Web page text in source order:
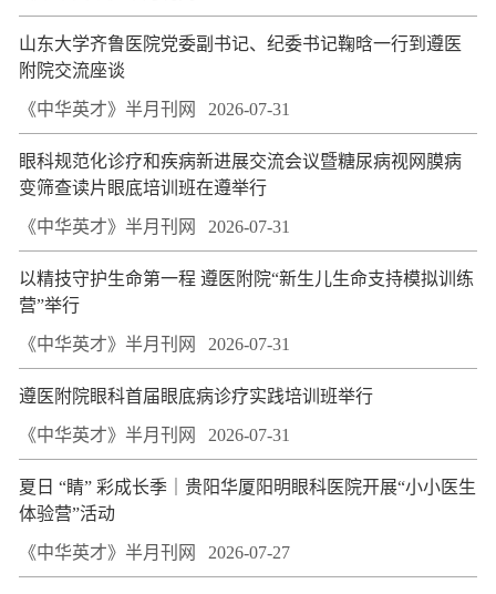
山东大学齐鲁医院党委副书记、纪委书记鞠晗一行到遵医
附院交流座谈
《中华英才》半月刊网 2026-07-31
眼科规范化诊疗和疾病新进展交流会议暨糖尿病视网膜病
变筛查读片眼底培训班在遵举行
《中华英才》半月刊网 2026-07-31
以精技守护生命第一程 遵医附院“新生儿生命支持模拟训练
营”举行
《中华英才》半月刊网 2026-07-31
遵医附院眼科首届眼底病诊疗实践培训班举行
《中华英才》半月刊网 2026-07-31
夏日 “睛” 彩成长季｜贵阳华厦阳明眼科医院开展“小小医生
体验营”活动
《中华英才》半月刊网 2026-07-27